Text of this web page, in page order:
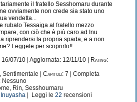
il fratello Sesshomaru durante
ovviamente non crede sia stato uno
vendetta...
rubato Tessaiga al fratello mezzo
con ciò che è più caro ad Inu
riprendersi la propria spada, e a non
Leggete per scoprirlo!!
16/07/10 | Aggiornata: 12/11/10 |
Rating:
| Capitoli: 7 | Completa
Nessuno
Rin, Sesshoumaru
Inuyasha | Leggi le 22 recensioni